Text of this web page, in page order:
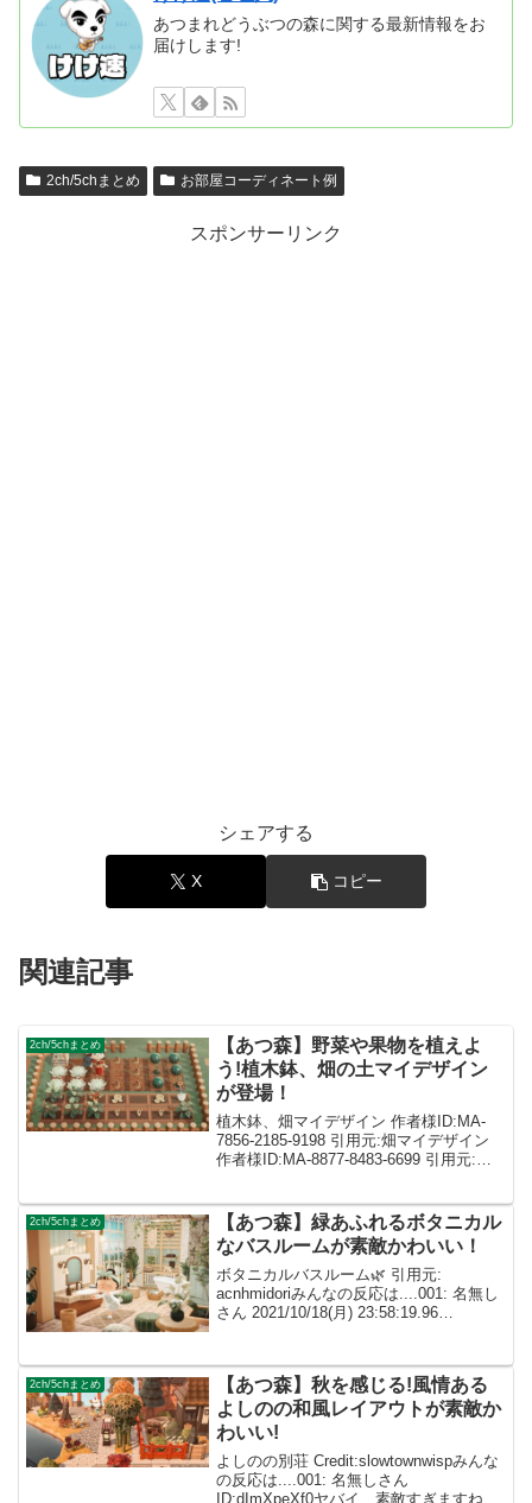
あつまれどうぶつの森に関する最新情報をお
届けします!
2ch/5chまとめ お部屋コーディネート例
スポンサーリンク
シェアする
X コピー
関連記事
2ch/5chまとめ
【あつ森】野菜や果物を植えよ
う!植木鉢、畑の土マイデザイン
が登場！
植木鉢、畑マイデザイン 作者様ID:MA-
7856-2185-9198 引用元:畑マイデザイン
作者様ID:MA-8877-8483-6699 引用元:み
2ch/5chまとめ
【あつ森】緑あふれるボタニカル
なバスルームが素敵かわいい！
ボタニカルバスルーム🌿 引用元:
acnhmidoriみんなの反応は....001: 名無し
さん 2021/10/18(月) 23:58:19.96
2ch/5chまとめ
【あつ森】秋を感じる!風情ある
よしのの和風レイアウトが素敵か
わいい!
よしのの別荘 Credit:slowtownwispみんな
の反応は....001: 名無しさん
ID:dImXpeXf0ヤバイ…素敵すぎますねぇ